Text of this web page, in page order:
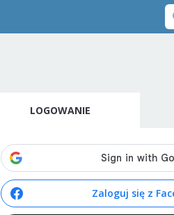
LOGOWANIE
Zaloguj się z